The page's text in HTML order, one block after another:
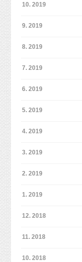
10. 2019
9. 2019
8. 2019
7. 2019
6. 2019
5. 2019
4. 2019
3. 2019
2. 2019
1. 2019
12. 2018
11. 2018
10. 2018